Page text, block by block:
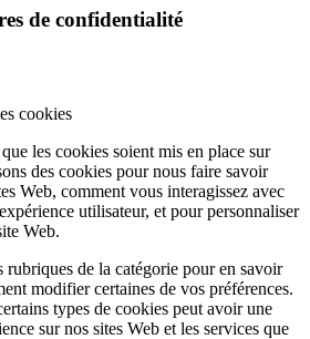
de confidentialité
cookies
les cookies soient mis en place sur
des cookies pour nous faire savoir
Web, comment vous interagissez avec
utilisateur, et pour personnaliser
Web.
de la catégorie pour en savoir
modifier certaines de vos préférences.
types de cookies peut avoir une
sur nos sites Web et les services que